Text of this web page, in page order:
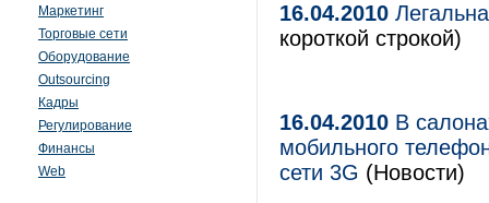
Маркетинг
Торговые сети
Оборудование
Outsourcing
Кадры
Регулирование
Финансы
Web
16.04.2010
короткой строкой)
16.04.2010 В
мобильного
сети 3G (Новости)